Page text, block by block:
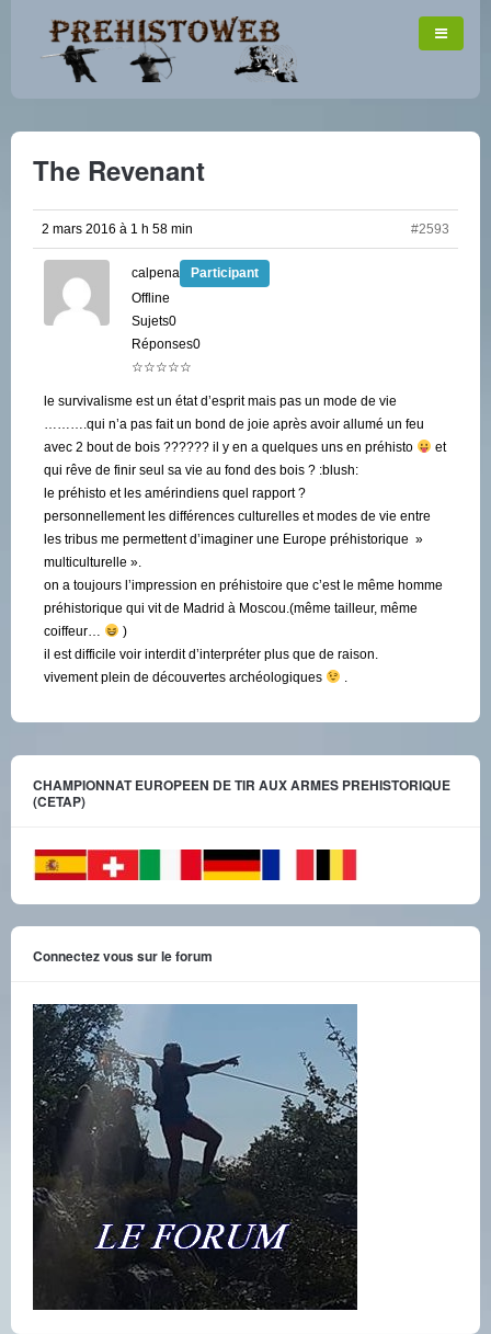
The Revenant
2 mars 2016 à 1 h 58 min #2593
calpena
Participant
Offline
Sujets0
Réponses0
☆☆☆☆☆
le survivalisme est un état d’esprit mais pas un mode de vie
……….qui n’a pas fait un bond de joie après avoir allumé un feu
avec 2 bout de bois ?????? il y en a quelques uns en préhisto
et
qui rêve de finir seul sa vie au fond des bois ? :blush:
le préhisto et les amérindiens quel rapport ?
personnellement les différences culturelles et modes de vie entre
les tribus me permettent d’imaginer une Europe préhistorique »
multiculturelle ».
on a toujours l’impression en préhistoire que c’est le même homme
préhistorique qui vit de Madrid à Moscou.(même tailleur, même
coiffeur…
)
il est difficile voir interdit d’interpréter plus que de raison.
vivement plein de découvertes archéologiques
.
CHAMPIONNAT EUROPEEN DE TIR AUX ARMES PREHISTORIQUE
(CETAP)
Connectez vous sur le forum